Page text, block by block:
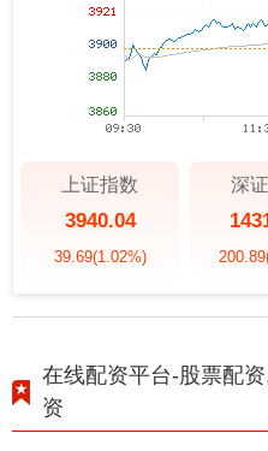
上证指数
3940.04
39.69(1.02%)
深
200.89
在线配资平台-股票配
资